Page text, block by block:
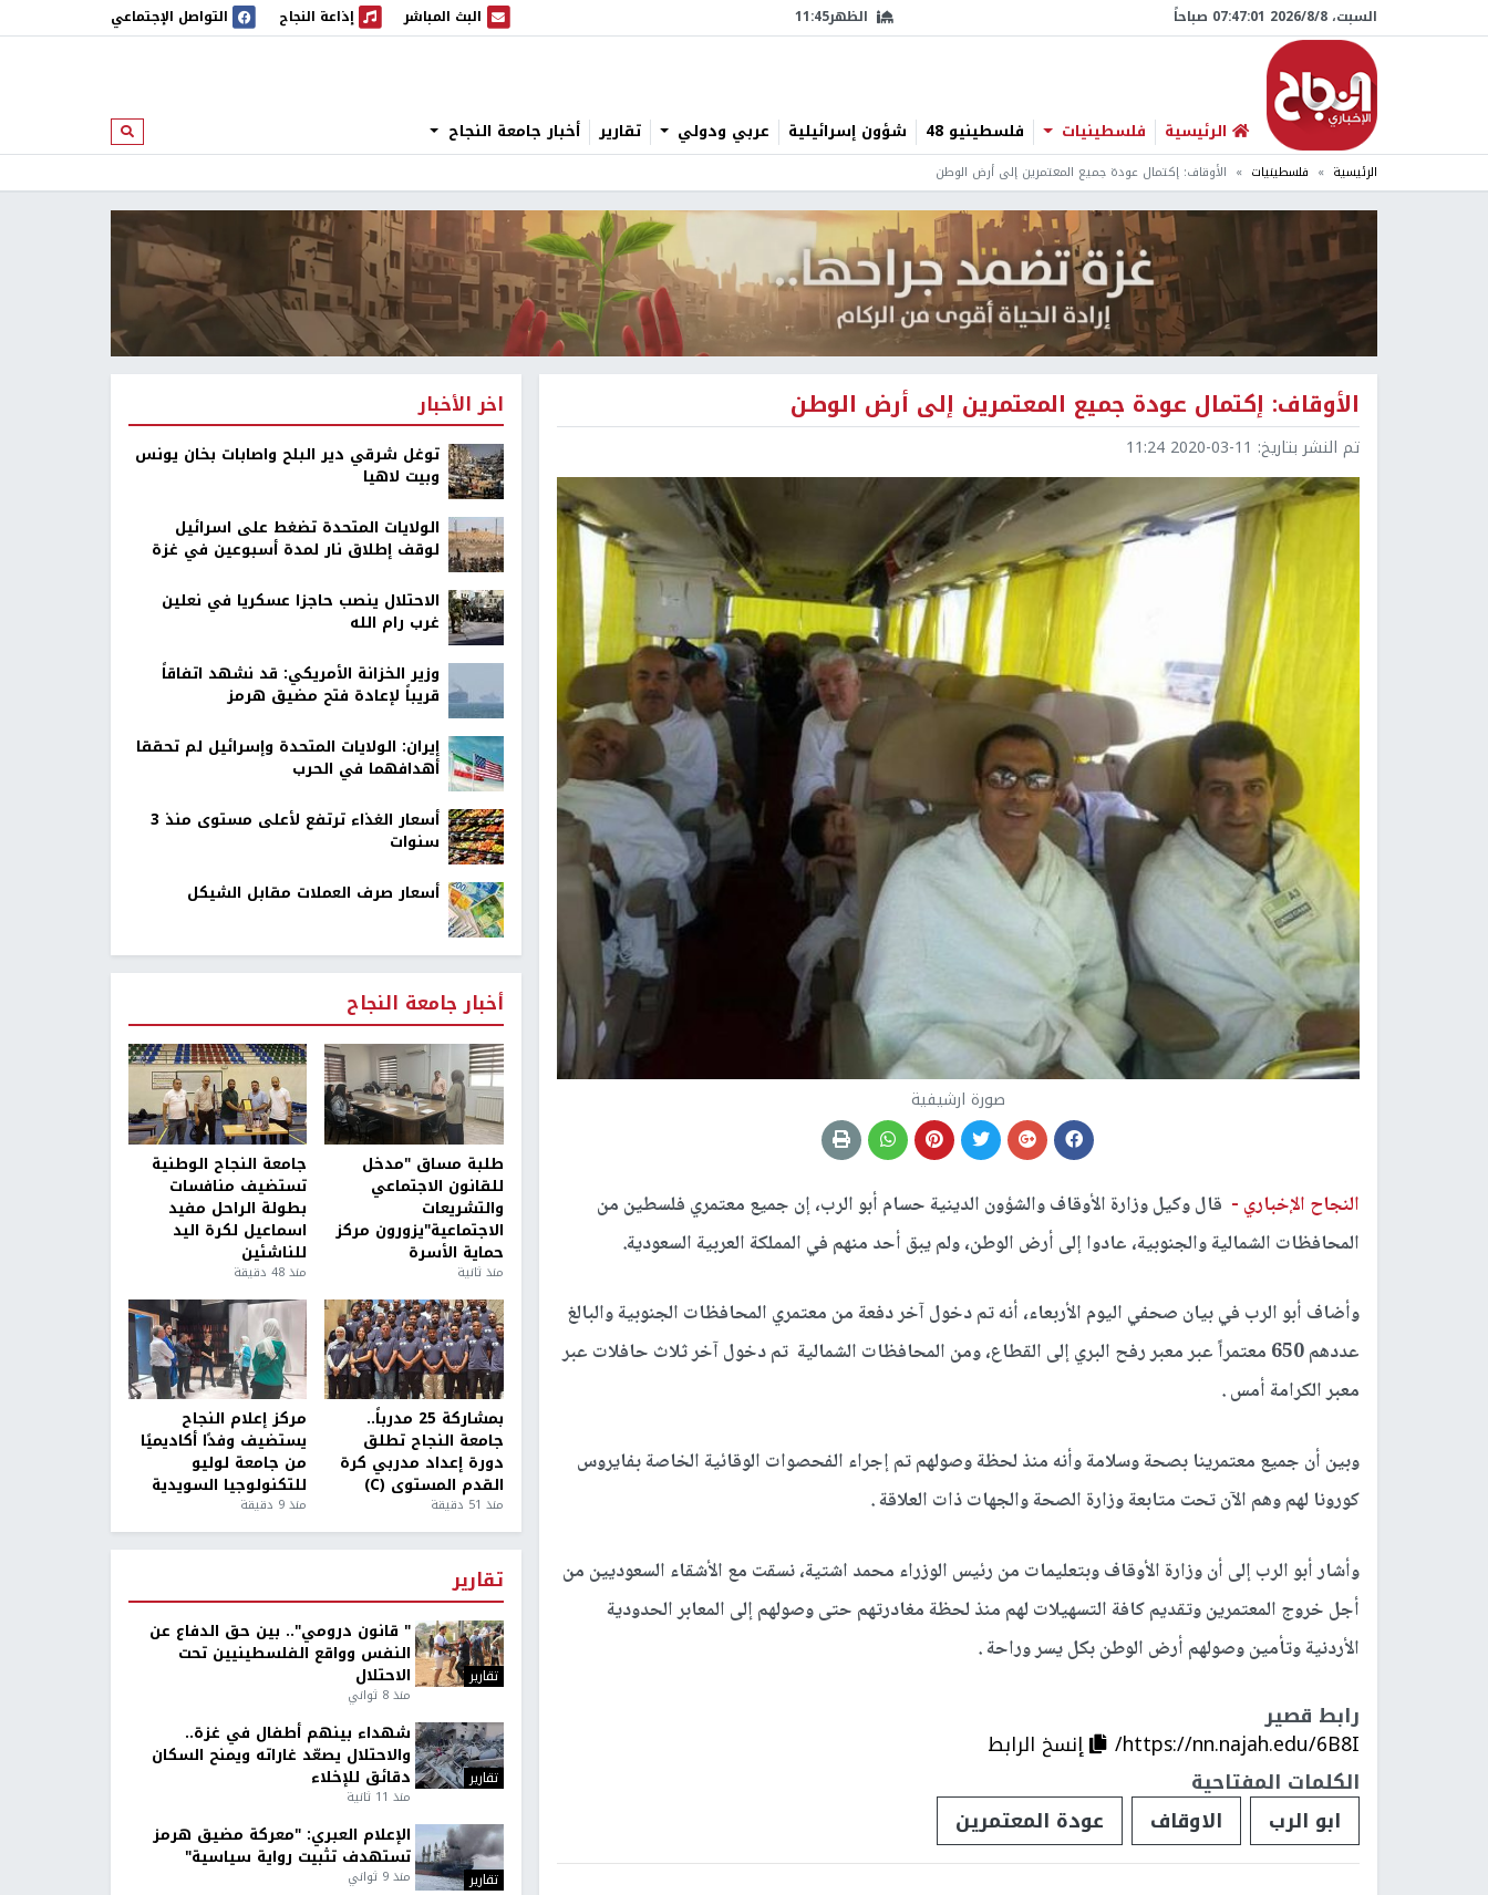
السبت، 8/‏8/‏2026 07:47:02 صباحاً الظهر11:45 البث المباشر
البث المباشر إذاعة النجاح
إذاعة النجاح التواصل الإجتماعي
الرئيسية فلسطينيات فلسطينيو 48 شؤون إسرائيلية عربي ودولي تقارير أخبار جامعة النجاح ابحث
الرئيسية فلسطينيات الأوقاف: إكتمال عودة جميع المعتمرين إلى أرض الوطن
الأوقاف: إكتمال عودة جميع المعتمرين إلى أرض الوطن
تم النشر بتاريخ: 2020-03-11 11:24
صورة ارشيفية
النجاح الإخباري - قال وكيل وزارة الأوقاف والشؤون الدينية حسام أبو الرب، إن جميع معتمري فلسطين من
المحافظات الشمالية والجنوبية، عادوا إلى أرض الوطن، ولم يبق أحد منهم في المملكة العربية السعودية.
وأضاف أبو الرب في بيان صحفي اليوم الأربعاء، أنه تم دخول آخر دفعة من معتمري المحافظات الجنوبية والبالغ
عددهم 650 معتمراً عبر معبر رفح البري إلى القطاع، ومن المحافظات الشمالية تم دخول آخر ثلاث حافلات عبر
معبر الكرامة أمس .
وبين أن جميع معتمرينا بصحة وسلامة وأنه منذ لحظة وصولهم تم إجراء الفحصوات الوقائية الخاصة بفايروس
كورونا لهم وهم الآن تحت متابعة وزارة الصحة والجهات ذات العلاقة .
وأشار أبو الرب إلى أن وزارة الأوقاف وبتعليمات من رئيس الوزراء محمد اشتية، نسقت مع الأشقاء السعوديين من
أجل خروج المعتمرين وتقديم كافة التسهيلات لهم منذ لحظة مغادرتهم حتى وصولهم إلى المعابر الحدودية
الأردنية وتأمين وصولهم أرض الوطن بكل يسر وراحة .
رابط قصير
https://nn.najah.edu/6B8I/
إنسخ الرابط
الكلمات المفتاحية
ابو الرب
الاوقاف عودة المعتمرين
اخر الأخبار
توغل شرقي دير البلح واصابات بخان يونس
وبيت لاهيا
الولايات المتحدة تضغط على اسرائيل
لوقف إطلاق نار لمدة أسبوعين في غزة
الاحتلال ينصب حاجزا عسكريا في نعلين
غرب رام الله
وزير الخزانة الأمريكي: قد نشهد اتفاقاً
قريباً لإعادة فتح مضيق هرمز
إيران: الولايات المتحدة وإسرائيل لم تحققا
أهدافهما في الحرب
أسعار الغذاء ترتفع لأعلى مستوى منذ 3
سنوات
أسعار صرف العملات مقابل الشيكل
أخبار جامعة النجاح
طلبة مساق "مدخل
للقانون الاجتماعي
والتشريعات
الاجتماعية"يزورون مركز
حماية الأسرة
منذ ثانية
جامعة النجاح الوطنية
تستضيف منافسات
بطولة الراحل مفيد
اسماعيل لكرة اليد
للناشئين
منذ 48 دقيقة
بمشاركة 25 مدرباً..
جامعة النجاح تطلق
دورة إعداد مدربي كرة
القدم المستوى (C)
منذ 51 دقيقة
مركز إعلام النجاح
يستضيف وفدًا أكاديميًا
من جامعة لوليو
للتكنولوجيا السويدية
منذ 9 دقيقة
تقارير
تقارير
" قانون درومي".. بين حق الدفاع عن
النفس وواقع الفلسطينيين تحت
الاحتلال
منذ 8 ثواني
تقارير
شهداء بينهم أطفال في غزة..
والاحتلال يصعّد غاراته ويمنح السكان
دقائق للإخلاء
منذ 11 ثانية
تقارير
الإعلام العبري: "معركة مضيق هرمز
تستهدف تثبيت رواية سياسية"
منذ 9 ثواني